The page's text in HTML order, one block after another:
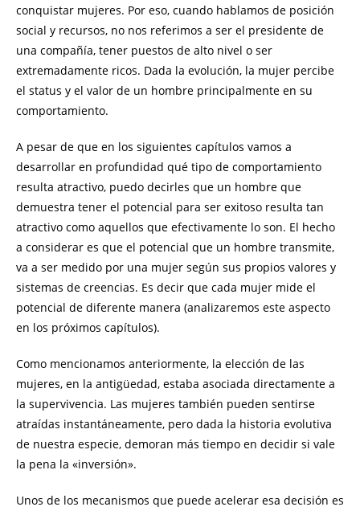
conquistar mujeres. Por eso, cuando hablamos de posición
social y recursos, no nos referimos a ser el presidente de
una compañía, tener puestos de alto nivel o ser
extremadamente ricos. Dada la evolución, la mujer percibe
el status y el valor de un hombre principalmente en su
comportamiento.
A pesar de que en los siguientes capítulos vamos a
desarrollar en profundidad qué tipo de comportamiento
resulta atractivo, puedo decirles que un hombre que
demuestra tener el potencial para ser exitoso resulta tan
atractivo como aquellos que efectivamente lo son. El hecho
a considerar es que el potencial que un hombre transmite,
va a ser medido por una mujer según sus propios valores y
sistemas de creencias. Es decir que cada mujer mide el
potencial de diferente manera (analizaremos este aspecto
en los próximos capítulos).
Como mencionamos anteriormente, la elección de las
mujeres, en la antigüedad, estaba asociada directamente a
la supervivencia. Las mujeres también pueden sentirse
atraídas instantáneamente, pero dada la historia evolutiva
de nuestra especie, demoran más tiempo en decidir si vale
la pena la «inversión».
Unos de los mecanismos que puede acelerar esa decisión es